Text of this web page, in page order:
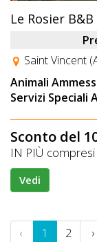
Le Rosier
Saint Vincent
Animali
Servizi Speciali
Sconto del
IN PIÙ
Vedi
‹ 1 2 ›